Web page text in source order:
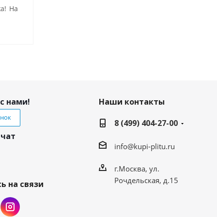
На
нами!
на связи
Наши контакты
8 (499) 404-27-00
info@kupi-plitu.ru
г.Москва, ул.
Рочдельская, д.15